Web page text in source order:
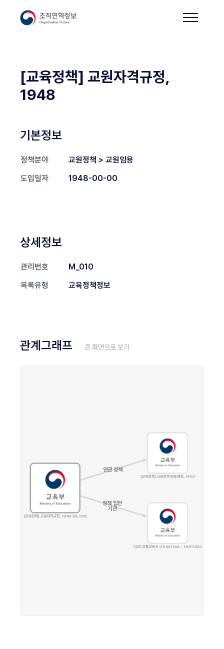
[교육정책] 교원자격규정,
1948
기본정보
정책분야
교원정책 > 교원임용
도입일자
1948-00-00
상세정보
관리번호
M_010
목록유형
교육정책정보
관계그래프 큰 화면으로 보기